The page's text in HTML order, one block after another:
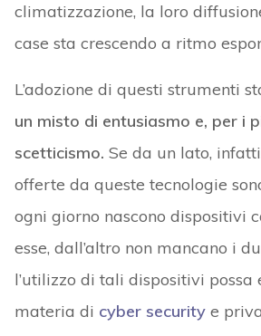
climatizzazione, la loro
case sta crescendo a ritmo
L’adozione di questi strumenti
un misto di entusiasmo e, per i
scetticismo. Se da un lato,
offerte da queste tecnologie
ogni giorno nascono dispositivi
esse, dall’altro non mancano i
l’utilizzo di tali dispositivi possa
materia di cyber securitye